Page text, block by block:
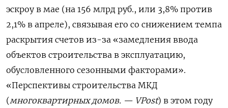
эскроу в мае (на 156 млрд руб., или 3,8% против
2,1% в апреле), связывая его со снижением темпа
раскрытия счетов из-за «замедления ввода
объектов строительства в эксплуатацию,
обусловленного сезонными факторами».
«Перспективы строительства МКД
(многоквартирных домов. — VPost) в этом году